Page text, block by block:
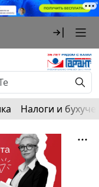
Налоги и